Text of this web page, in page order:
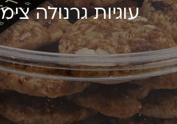
עוגיות גרנולה